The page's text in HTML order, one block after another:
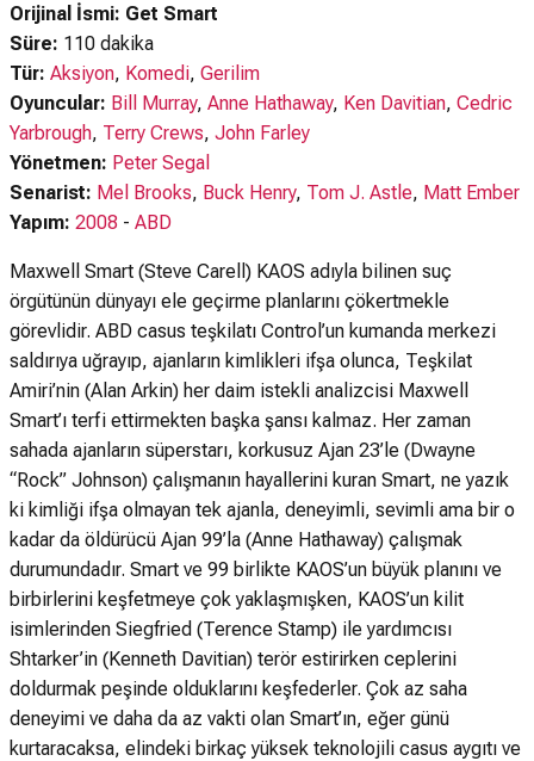
Orijinal İsmi: Get Smart
Süre: 110 dakika
Tür: Aksiyon, Komedi, Gerilim
Oyuncular: Bill Murray, Anne Hathaway, Ken Davitian, Cedric
Yarbrough, Terry Crews, John Farley
Yönetmen: Peter Segal
Senarist: Mel Brooks, Buck Henry, Tom J. Astle, Matt Ember
Yapım: 2008 - ABD
Maxwell Smart (Steve Carell) KAOS adıyla bilinen suç
örgütünün dünyayı ele geçirme planlarını çökertmekle
görevlidir. ABD casus teşkilatı Control’un kumanda merkezi
saldırıya uğrayıp, ajanların kimlikleri ifşa olunca, Teşkilat
Amiri’nin (Alan Arkin) her daim istekli analizcisi Maxwell
Smart’ı terfi ettirmekten başka şansı kalmaz. Her zaman
sahada ajanların süperstarı, korkusuz Ajan 23’le (Dwayne
“Rock” Johnson) çalışmanın hayallerini kuran Smart, ne yazık
ki kimliği ifşa olmayan tek ajanla, deneyimli, sevimli ama bir o
kadar da öldürücü Ajan 99’la (Anne Hathaway) çalışmak
durumundadır. Smart ve 99 birlikte KAOS’un büyük planını ve
birbirlerini keşfetmeye çok yaklaşmışken, KAOS’un kilit
isimlerinden Siegfried (Terence Stamp) ile yardımcısı
Shtarker’in (Kenneth Davitian) terör estirirken ceplerini
doldurmak peşinde olduklarını keşfederler. Çok az saha
deneyimi ve daha da az vakti olan Smart’ın, eğer günü
kurtaracaksa, elindeki birkaç yüksek teknolojili casus aygıtı ve